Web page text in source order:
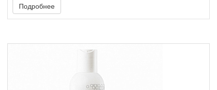
лучей.Использо
косметических процедур.
способах борьбы с ней встатье
Чтобы получить желаемый результат, для Вас:
Подробнее